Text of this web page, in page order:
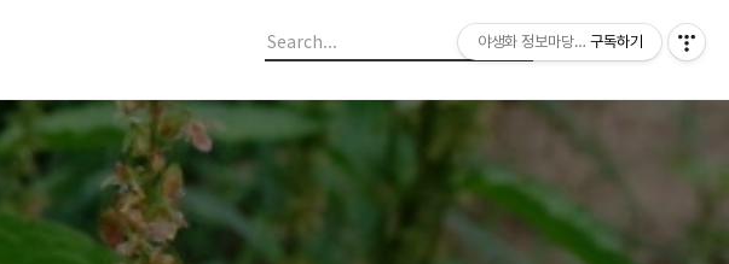
야생화 정보마당 입니다.
구독하기